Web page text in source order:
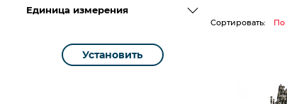
Подарочные сертификаты
Расходные материалы и оснастка
Сортировать: По
Единица измерения
Установить